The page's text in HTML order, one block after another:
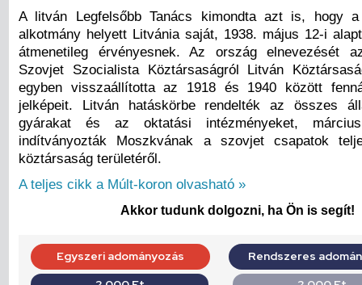
A litván Legfelsőbb Tanács kimondta azt is, hogy
alkotmány helyett Litvánia saját, 1938. május 12-i
átmenetileg érvényesnek. Az ország elnevezését
Szovjet Szocialista Köztársaságról Litván
egyben visszaállította az 1918 és 1940 között
jelképeit. Litván hatáskörbe rendelték az összes
gyárakat és az oktatási intézményeket,
indítványozták Moszkvának a szovjet csapatok
köztársaság területéről.
A teljes cikk a Múlt-koron olvasható »
Akkor tudunk dolgozni, ha Ön is segít!